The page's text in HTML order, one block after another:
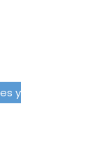
y